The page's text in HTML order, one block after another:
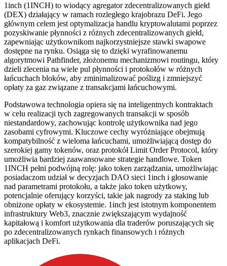
1inch (1INCH) to wiodący agregator zdecentralizowanych giełd
(DEX) działający w ramach rozległego krajobrazu DeFi. Jego
głównym celem jest optymalizacja handlu kryptowalutami poprzez
pozyskiwanie płynności z różnych zdecentralizowanych giełd,
zapewniając użytkownikom najkorzystniejsze stawki swapowe
dostępne na rynku. Osiąga się to dzięki wyrafinowanemu
algorytmowi Pathfinder, złożonemu mechanizmowi routingu, który
dzieli zlecenia na wiele pul płynności i protokołów w różnych
łańcuchach bloków, aby zminimalizować poślizg i zmniejszyć
opłaty za gaz związane z transakcjami łańcuchowymi.
Podstawowa technologia opiera się na inteligentnych kontraktach
w celu realizacji tych zagregowanych transakcji w sposób
niestandardowy, zachowując kontrolę użytkownika nad jego
zasobami cyfrowymi. Kluczowe cechy wyróżniające obejmują
kompatybilność z wieloma łańcuchami, umożliwiającą dostęp do
szerokiej gamy tokenów, oraz protokół Limit Order Protocol, który
umożliwia bardziej zaawansowane strategie handlowe. Token
1INCH pełni podwójną rolę: jako token zarządzania, umożliwiając
posiadaczom udział w decyzjach DAO sieci 1inch i głosowanie
nad parametrami protokołu, a także jako token użytkowy,
potencjalnie oferujący korzyści, takie jak nagrody za staking lub
obniżone opłaty w ekosystemie. 1inch jest istotnym komponentem
infrastruktury Web3, znacznie zwiększającym wydajność
kapitałową i komfort użytkowania dla traderów poruszających się
po zdecentralizowanych rynkach finansowych i różnych
aplikacjach DeFi.